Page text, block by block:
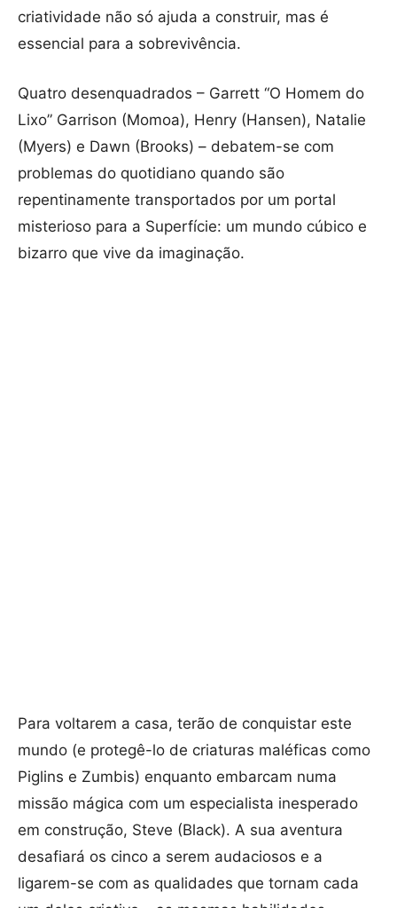
criatividade não só ajuda a construir, mas é
essencial para a sobrevivência.
Quatro desenquadrados – Garrett “O Homem do
Lixo” Garrison (Momoa), Henry (Hansen), Natalie
(Myers) e Dawn (Brooks) – debatem-se com
problemas do quotidiano quando são
repentinamente transportados por um portal
misterioso para a Superfície: um mundo cúbico e
bizarro que vive da imaginação.
Para voltarem a casa, terão de conquistar este
mundo (e protegê-lo de criaturas maléficas como
Piglins e Zumbis) enquanto embarcam numa
missão mágica com um especialista inesperado
em construção, Steve (Black). A sua aventura
desafiará os cinco a serem audaciosos e a
ligarem-se com as qualidades que tornam cada